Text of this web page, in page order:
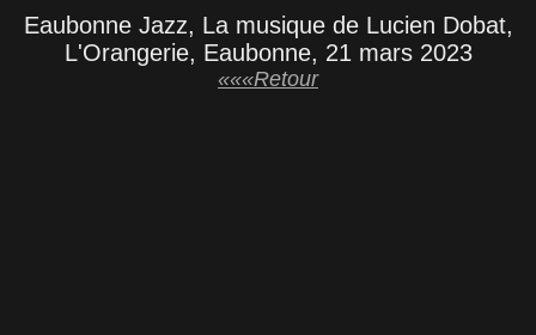
Eaubonne Jazz, La musique de Lucien Dobat,
L'Orangerie, Eaubonne, 21 mars 2023
«««Retour